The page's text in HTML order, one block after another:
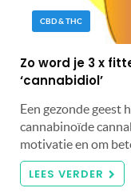
CBD & THC
Zo word je 3 x
‘cannabidiol’
Een gezonde geest
cannabinoïde
motivatie en om
LEES VERDER